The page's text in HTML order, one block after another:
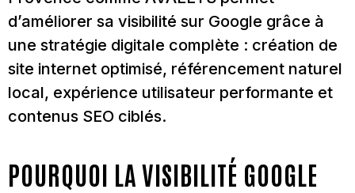
d’améliorer sa visibilité sur Google grâce à
une stratégie digitale complète : création de
site internet optimisé, référencement naturel
local, expérience utilisateur performante et
contenus SEO ciblés.
POURQUOI LA VISIBILITÉ GOOGLE